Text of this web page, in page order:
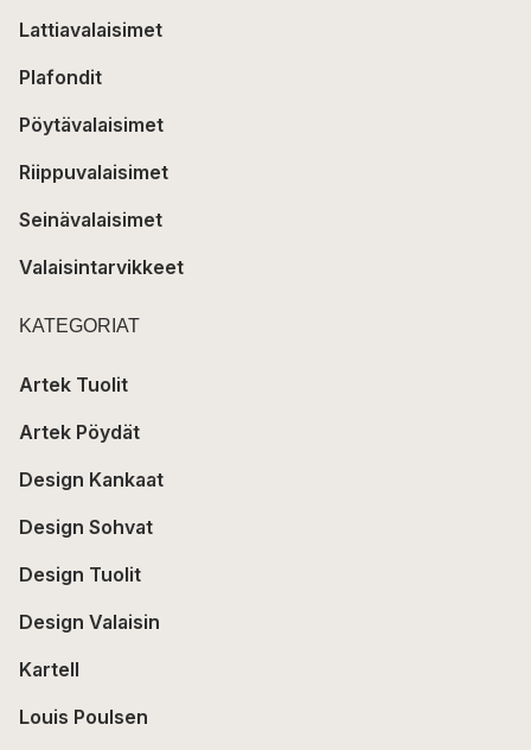
Lattiavalaisimet
Plafondit
Pöytävalaisimet
Riippuvalaisimet
Seinävalaisimet
Valaisintarvikkeet
KATEGORIAT
Artek Tuolit
Artek Pöydät
Design Kankaat
Design Sohvat
Design Tuolit
Design Valaisin
Kartell
Louis Poulsen